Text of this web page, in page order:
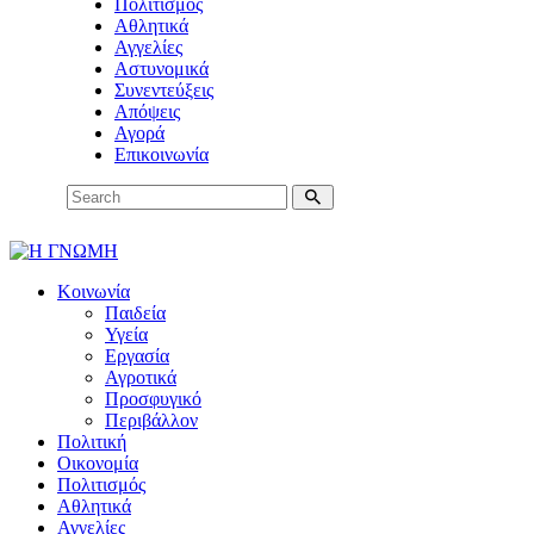
Πολιτισμός
Αθλητικά
Αγγελίες
Αστυνομικά
Συνεντεύξεις
Απόψεις
Αγορά
Επικοινωνία
Κοινωνία
Παιδεία
Υγεία
Εργασία
Αγροτικά
Προσφυγικό
Περιβάλλον
Πολιτική
Οικονομία
Πολιτισμός
Αθλητικά
Αγγελίες